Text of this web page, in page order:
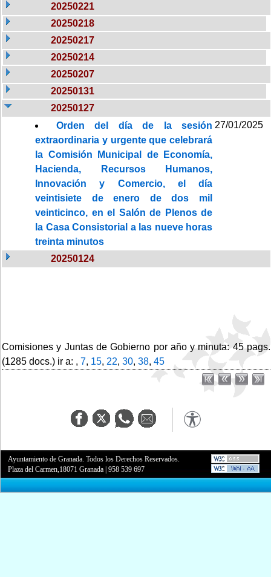
20250221
20250218
20250217
20250214
20250207
20250131
20250127
Orden del día de la sesión
extraordinaria y urgente que celebrará
la Comisión Municipal de Economía,
Hacienda, Recursos Humanos,
Innovación y Comercio, el día
veintisiete de enero de dos mil
veinticinco, en el Salón de Plenos de
la Casa Consistorial a las nueve horas
treinta minutos
27/01/2025
20250124
Comisiones y Juntas de Gobierno por año y minuta: 45 pags.
(1285 docs.) ir a: , 7, 15, 22, 30, 38, 45
Ayuntamiento de Granada. Todos los Derechos Reservados.
Plaza del Carmen,18071 Granada |958 539 697